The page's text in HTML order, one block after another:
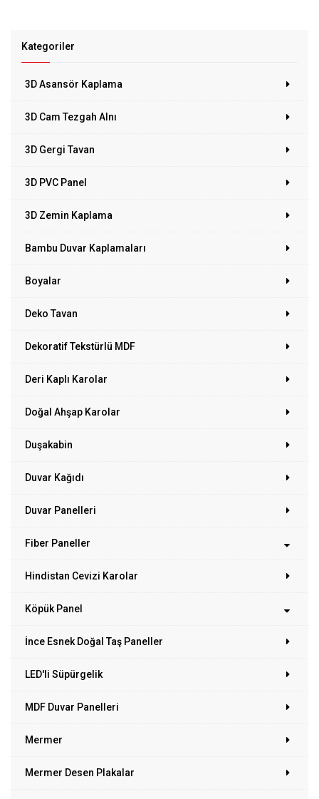
Kategoriler
3D Asansör Kaplama
3D Cam Tezgah Alnı
3D Gergi Tavan
3D PVC Panel
3D Zemin Kaplama
Bambu Duvar Kaplamaları
Boyalar
Deko Tavan
Dekoratif Tekstürlü MDF
Deri Kaplı Karolar
Doğal Ahşap Karolar
Duşakabin
Duvar Kağıdı
Duvar Panelleri
Fiber Paneller
Hindistan Cevizi Karolar
Köpük Panel
İnce Esnek Doğal Taş Paneller
LED'li Süpürgelik
MDF Duvar Panelleri
Mermer
Mermer Desen Plakalar